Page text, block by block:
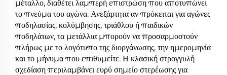
μέταλλο, διαθέτει λαμπερή επιστρώση που αποτυπώνει
το πνεύμα του αγώνα. Ανεξάρτητα αν πρόκειται για αγώνες
ποδηλασίας, κολύμβησης, τριάθλου ή παιδικών
ποδηλάτων, τα μετάλλια μπορούν να προσαρμοστούν
πλήρως με το λογότυπο της διοργάνωσης, την ημερομηνία
και το μήνυμα που επιθυμείτε. Η κλασική στρογγυλή
σχεδίαση περιλαμβάνει ευρύ σημείο στερέωσης για